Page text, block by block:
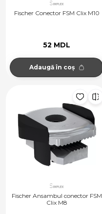
Fischer Conector FSM Clix M10
52 MDL
Adaugă în coș
Fischer Ansambul conector FSM
Clix M8